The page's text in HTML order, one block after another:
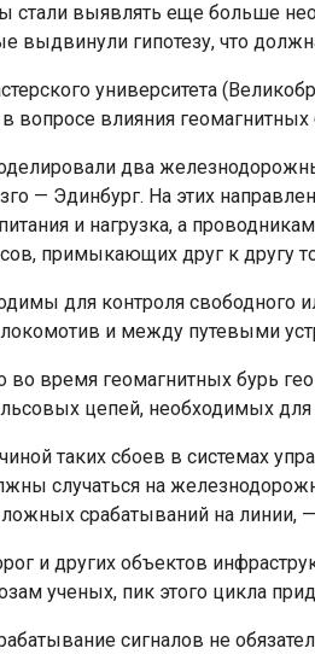
стали выявлять еще больше
выдвинули гипотезу, что
университета
в вопросе влияния
два
— Эдинбург. На этих
и нагрузка, а
примыкающих друг к другу
для контроля свободного
локомотив и между путевыми
во время геомагнитных бурь
цепей, необходимых
таких сбоев в системах
случаться на
срабатываний на линии, —
и других объектов
ученых, пик этого цикла
сигналов не